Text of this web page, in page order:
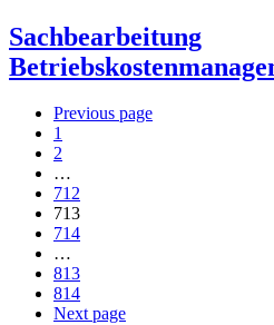
Sachbearbeitung
Previous page
1
2
…
712
713
714
…
813
814
Next page